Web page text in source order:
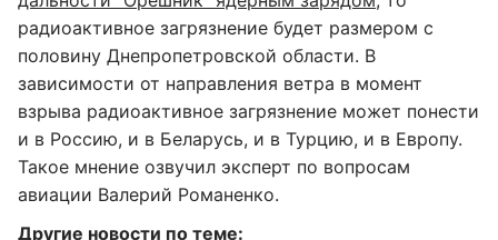
радиоактивное загрязнение будет размером с
половину Днепропетровской области. В
зависимости от направления ветра в момент
взрыва радиоактивное загрязнение может понести
и в Россию, и в Беларусь, и в Турцию, и в Европу.
Такое мнение озвучил эксперт по вопросам
авиации Валерий Романенко.
Другие новости по теме: